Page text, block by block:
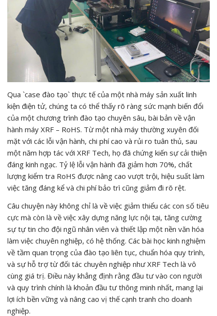
Qua `case đào tạo` thực tế của một nhà máy sản xuất linh
kiện điện tử, chúng ta có thể thấy rõ ràng sức mạnh biến đổi
của một chương trình đào tạo chuyên sâu, bài bản về vận
hành máy XRF – RoHS. Từ một nhà máy thường xuyên đối
mặt với các lỗi vận hành, chi phí cao và rủi ro tuân thủ, sau
một năm hợp tác với XRF Tech, họ đã chứng kiến sự cải thiện
đáng kinh ngạc. Tỷ lệ lỗi vận hành đã giảm hơn 70%, chất
lượng kiểm tra RoHS được nâng cao vượt trội, hiệu suất làm
việc tăng đáng kể và chi phí bảo trì cũng giảm đi rõ rệt.
Câu chuyện này không chỉ là về việc giảm thiểu các con số tiêu
cực mà còn là về việc xây dựng năng lực nội tại, tăng cường
sự tự tin cho đội ngũ nhân viên và thiết lập một nền văn hóa
làm việc chuyên nghiệp, có hệ thống. Các bài học kinh nghiệm
về tầm quan trọng của đào tạo liên tục, chuẩn hóa quy trình,
và sự hỗ trợ từ đối tác chuyên nghiệp như XRF Tech là vô
cùng giá trị. Điều này khẳng định rằng đầu tư vào con người
và quy trình chính là khoản đầu tư thông minh nhất, mang lại
lợi ích bền vững và nâng cao vị thế cạnh tranh cho doanh
nghiệp.